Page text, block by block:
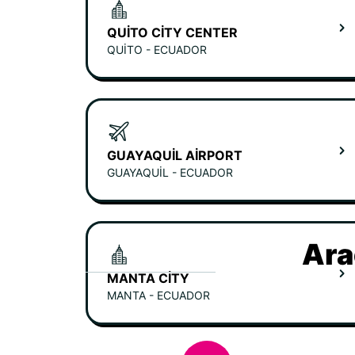
QUITO CITY CENTER
QUITO - ECUADOR
GUAYAQUIL AIRPORT
GUAYAQUIL - ECUADOR
MANTA CITY
MANTA - ECUADOR